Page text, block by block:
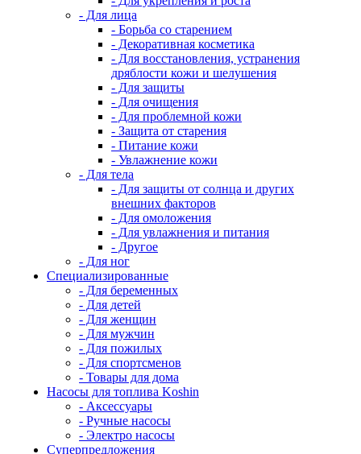
- Для лица
- Борьба со старением
- Декоративная косметика
- Для восстановления, устранения
дряблости кожи и шелушения
- Для защиты
- Для очищения
- Для проблемной кожи
- Защита от старения
- Питание кожи
- Увлажнение кожи
- Для тела
- Для защиты от солнца и других
внешних факторов
- Для омоложения
- Для увлажнения и питания
- Другое
- Для ног
Специализированные
- Для беременных
- Для детей
- Для женщин
- Для мужчин
- Для пожилых
- Для спортсменов
- Товары для дома
Насосы для топлива Koshin
- Аксессуары
- Ручные насосы
- Электро насосы
Суперпредложения